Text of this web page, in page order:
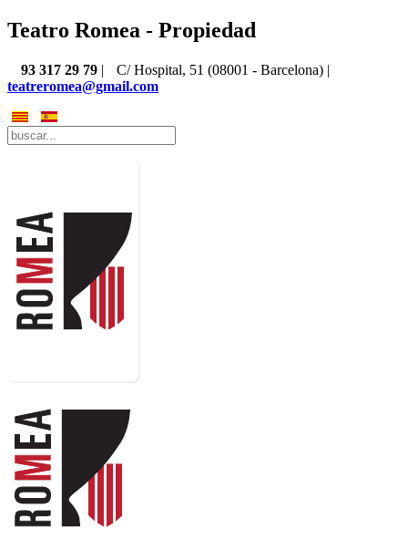
Teatro Romea - Propiedad
93 317 29 79 |
C/ Hospital, 51 (08001 - Barcelona) |
teatreromea@gmail.com